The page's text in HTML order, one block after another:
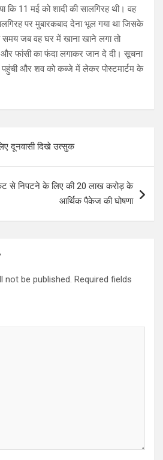
कि 11 मई को शादी की सालगिरह थी। वह
पर मुबारकबाद देना भूल गया था जिसके
जब वह घर में खाना खाने लगा तो
फांसी का फंदा लगाकर जान दे दी। सूचना
और शव को कब्जे में लेकर पोस्टमार्टम के
दूनवासी दिखे उत्सुक
से निपटने के लिए की 20 लाख करोड़ के
आर्थिक पैकेज की घोषणा
not be published. Required fields